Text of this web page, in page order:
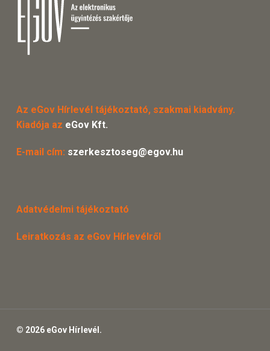
Az eGov Hírlevél tájékoztató, szakmai kiadvány.
Kiadója az eGov Kft.
E-mail cím: szerkesztoseg@egov.hu
Adatvédelmi tájékoztató
Leiratkozás az eGov Hírlevélről
© 2026 eGov Hírlevél.